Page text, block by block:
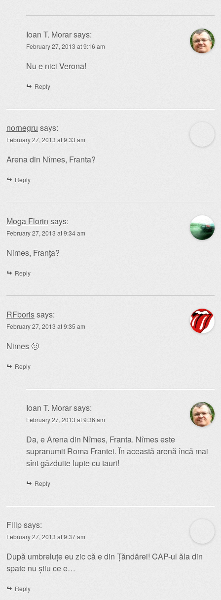
Ioan T. Morarsays:
February 27, 2013 at 9:16 am
Nu e nici Verona!
Reply
nornegru says:
February 27, 2013 at 9:33 am
Arena din Nîmes, Franta?
Reply
Moga Florin says:
February 27, 2013 at 9:34 am
Nimes, Franţa?
Reply
RFborissays:
February 27, 2013 at 9:35 am
Nimes 🙂
Reply
Ioan T. Morarsays:
February 27, 2013 at 9:36 am
Da, e Arena din Nîmes, Franta. Nîmes este
supranumit Roma Frantei. În această arenă încă mai
sînt găzduite lupte cu tauri!
Reply
Filipsays:
February 27, 2013 at 9:37 am
După umbreluțe eu zic că e din Țăndărei! CAP-ul ăla din
spate nu știu ce e…
Reply